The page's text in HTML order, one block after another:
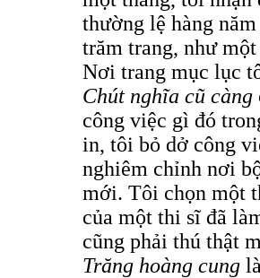
thường lệ hàng
trăm trang, như
Nơi trang mục lục
Chút nghĩa cũ càng
công việc gì đó
in, tôi bỏ dở công
nghiêm chỉnh nơi
mới. Tôi chọn một
của một thi sĩ đã
cũng phải thú thật
Trăng hoàng cung